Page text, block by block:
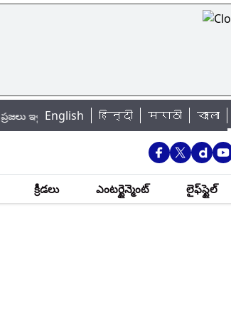
బయటకు రావొద్దని సూచన..| Telangana
English हिन्दी मराठी বাংলা
క్రీడలు ఎంటర్టైన్మెంట్ లైఫ్‌స్టైల్